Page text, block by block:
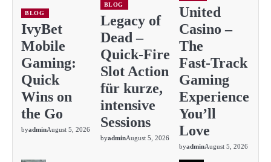
BLOG
IvyBet
Mobile
Gaming:
Quick
Wins on
the Go
byadminAugust 5, 2026
BLOG
Legacy of
Dead –
Quick‑Fire
Slot Action
für kurze,
intensive
Sessions
byadminAugust 5, 2026
United
Casino –
The
Fast‑Track
Gaming
Experience
You’ll
Love
byadminAugust 5, 2026